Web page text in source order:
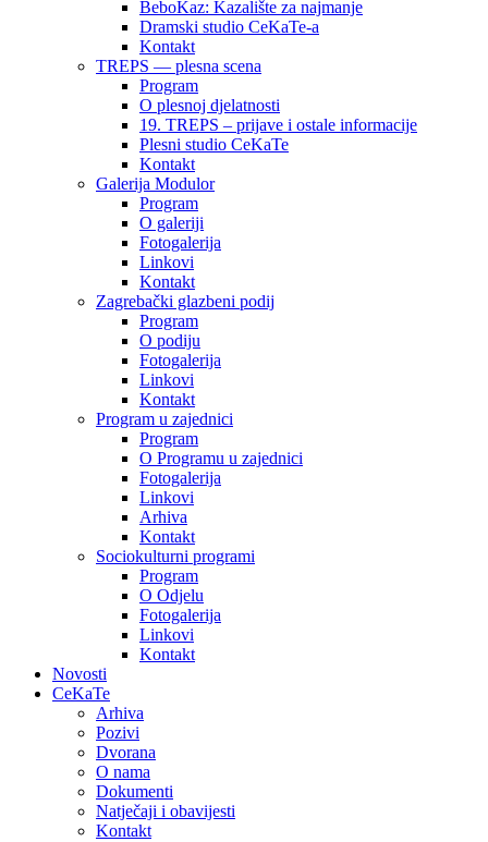
BeboKaz: Kazalište za najmanje
Dramski studio CeKaTe-a
Kontakt
TREPS — plesna scena
Program
O plesnoj djelatnosti
19. TREPS – prijave i ostale informacije
Plesni studio CeKaTe
Kontakt
Galerija Modulor
Program
O galeriji
Fotogalerija
Linkovi
Kontakt
Zagrebački glazbeni podij
Program
O podiju
Fotogalerija
Linkovi
Kontakt
Program u zajednici
Program
O Programu u zajednici
Fotogalerija
Linkovi
Arhiva
Kontakt
Sociokulturni programi
Program
O Odjelu
Fotogalerija
Linkovi
Kontakt
Novosti
CeKaTe
Arhiva
Pozivi
Dvorana
O nama
Dokumenti
Natječaji i obavijesti
Kontakt